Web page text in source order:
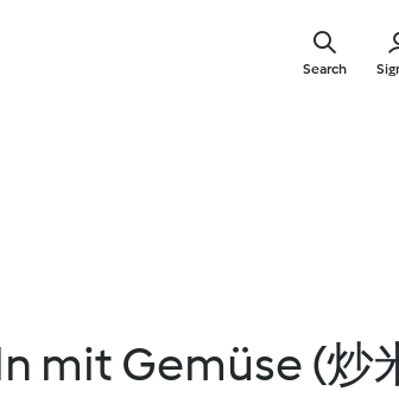
Search
mit Gemüse (炒